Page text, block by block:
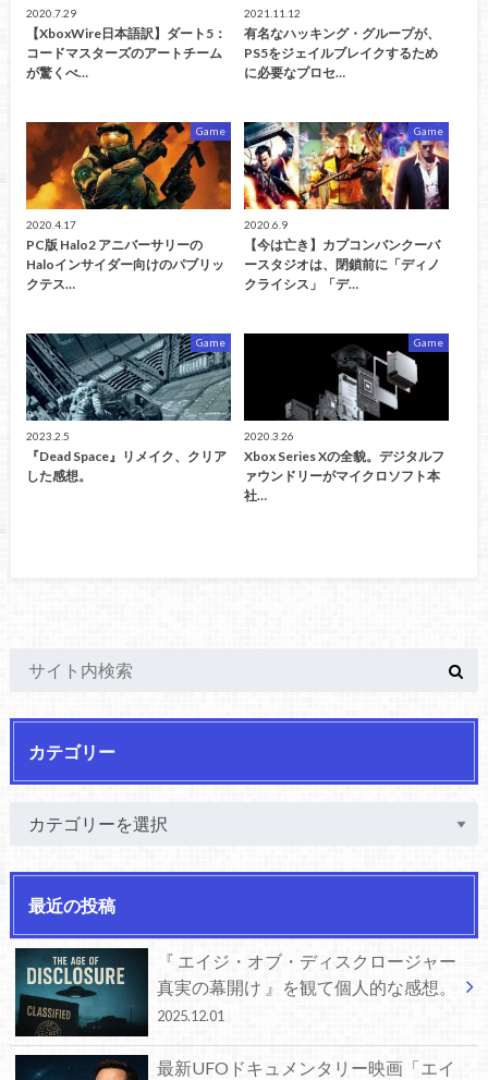
2020.7.29
【XboxWire日本語訳】ダート5：
コードマスターズのアートチーム
が驚くべ…
2021.11.12
有名なハッキング・グループが、
PS5をジェイルブレイクするため
に必要なプロセ…
Game
2020.4.17
PC版 Halo2 アニバーサリーの
Haloインサイダー向けのパブリッ
クテス…
Game
2020.6.9
【今は亡き】カプコンバンクーバ
ースタジオは、閉鎖前に「ディノ
クライシス」「デ…
Game
2023.2.5
『Dead Space』リメイク、クリア
した感想。
Game
2020.3.26
Xbox Series Xの全貌。デジタルフ
ァウンドリーがマイクロソフト本
社…
カテゴリー
最近の投稿
『 エイジ・オブ・ディスクロージャー
真実の幕開け 』を観て個人的な感想。
2025.12.01
最新UFOドキュメンタリー映画「エイ